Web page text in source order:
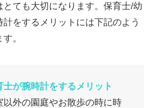
とても大切になります。保育士/幼
をするメリットには下記のよう
。
が腕時計をするメリット
以外の園庭やお散歩の時に時